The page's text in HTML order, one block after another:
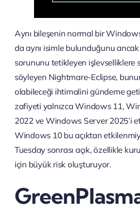
Aynı bileşenin normal bir
da aynı isimle bulunduğunu
sorununu tetikleyen işlevselliklere
söyleyen Nightmare-Eclipse, bunun
olabileceği ihtimalini gündeme
zafiyeti yalnızca Windows 11,
2022 ve Windows Server 2025’i
Windows 10 bu açıktan
Tuesday sonrası açık, özellikle
için büyük risk oluşturuyor.